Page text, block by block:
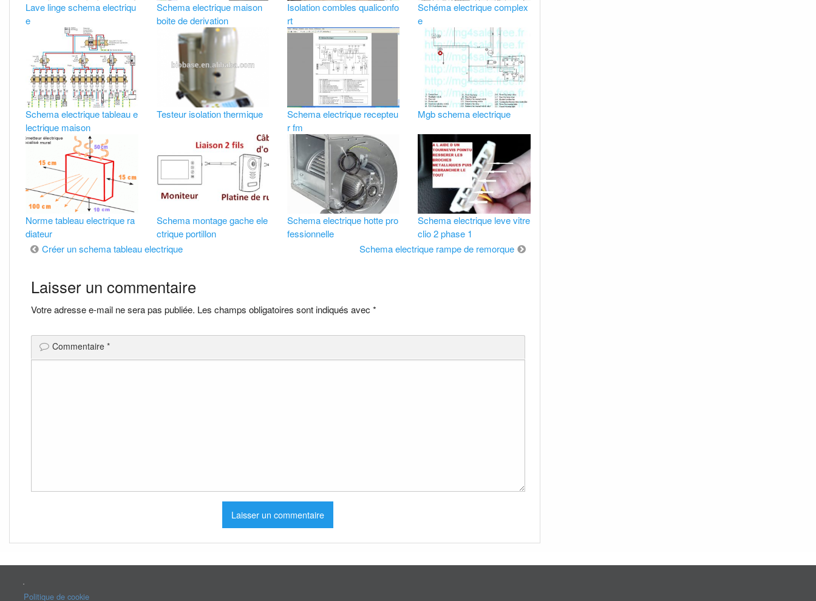
Lave linge schema electriqu
e
Schema electrique maison
boite de derivation
Isolation combles qualiconfo
rt
Schéma electrique complex
e
Schema electrique tableau e
lectrique maison
Testeur isolation thermique
Schema electrique recepteu
r fm
Mgb schema electrique
Norme tableau electrique ra
diateur
Schema montage gache ele
ctrique portillon
Schema electrique hotte pro
fessionnelle
Schema electrique leve vitre
clio 2 phase 1
Navigation
de
l’article
Créer un schema tableau electrique Schema electrique rampe de remorque
Laisser un commentaire
Votre adresse e-mail ne sera pas publiée. Les champs obligatoires sont indiqués avec *
Commentaire *
.
Politique de cookie